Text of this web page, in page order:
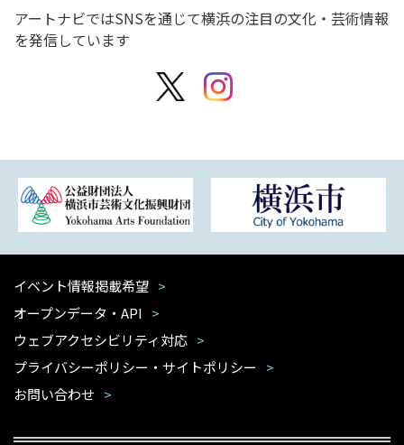
アートナビではSNSを通じて横浜の注目の文化・芸術情報
を発信しています
イベント情報掲載希望
オープンデータ・API
ウェブアクセシビリティ対応
プライバシーポリシー・サイトポリシー
お問い合わせ